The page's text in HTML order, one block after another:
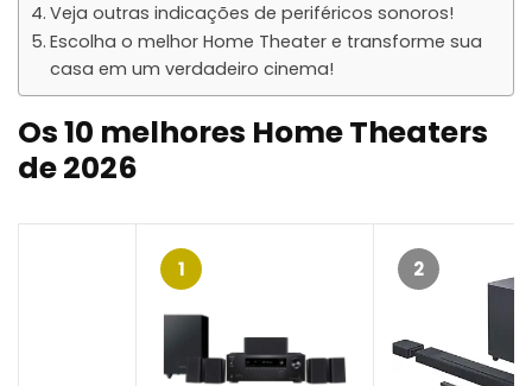
Veja outras indicações de periféricos sonoros!
Escolha o melhor Home Theater e transforme sua
casa em um verdadeiro cinema!
Os 10 melhores Home Theaters
de 2026
1 2